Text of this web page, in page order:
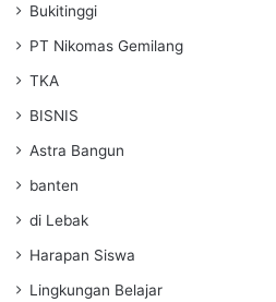
Bukitinggi
PT Nikomas Gemilang
TKA
BISNIS
Astra Bangun
banten
di Lebak
Harapan Siswa
Lingkungan Belajar